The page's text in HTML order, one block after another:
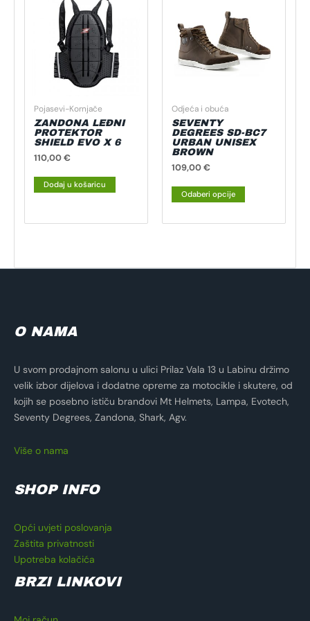
Pojasevi-Kornjače
ZANDONA LEĐNI
PROTEKTOR
SHIELD EVO X 6
110,00€
Dodaj u košaricu
Odjeća i obuća
SEVENTY
DEGREES SD-BC7
URBAN UNISEX
BROWN
109,00€
Odaberi opcije
ima
više
varijanti.
na
stranici
O NAMA
U svom prodajnom salonu u ulici Prilaz Vala 13 u Labinu držimo
velik izbor dijelova i dodatne opreme za motocikle i skutere, od
kojih se posebno ističu brandovi Mt Helmets, Lampa, Evotech,
Seventy Degrees, Zandona, Shark, Agv.
Više o nama
SHOP INFO
Opći uvjeti poslovanja
Zaštita privatnosti
Upotreba kolačića
BRZI LINKOVI